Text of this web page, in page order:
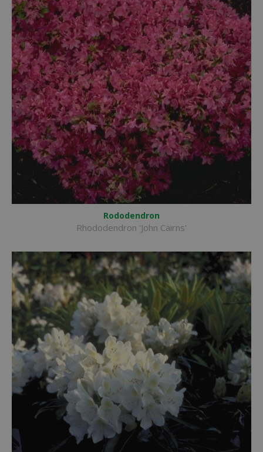
Rododendron
Rhododendron 'John Cairns'